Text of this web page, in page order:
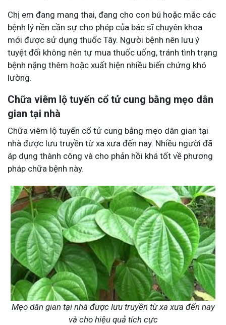
Chị em đang mang thai, đang cho con bú hoặc mắc các
bệnh lý nền cần sự cho phép của bác sĩ chuyên khoa
mới được sử dụng thuốc Tây. Người bệnh nên lưu ý
tuyệt đối không nên tự mua thuốc uống, tránh tình trạng
bệnh nặng thêm hoặc xuất hiện nhiều biến chứng khó
lường.
Chữa viêm lộ tuyến cổ tử cung bằng mẹo dân
gian tại nhà
Chữa viêm lộ tuyến cổ tử cung bằng mẹo dân gian tại
nhà được lưu truyền từ xa xưa đến nay. Nhiều người đã
áp dụng thành công và cho phản hồi khá tốt về phương
pháp chữa bệnh này.
Mẹo dân gian tại nhà được lưu truyền từ xa xưa đến nay
và cho hiệu quả tích cực